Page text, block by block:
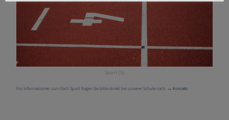
Sport (S)
Für Informationen zum Fach Sport fragen Sie bitte direkt bei unserer Schule nach. → Kontakt